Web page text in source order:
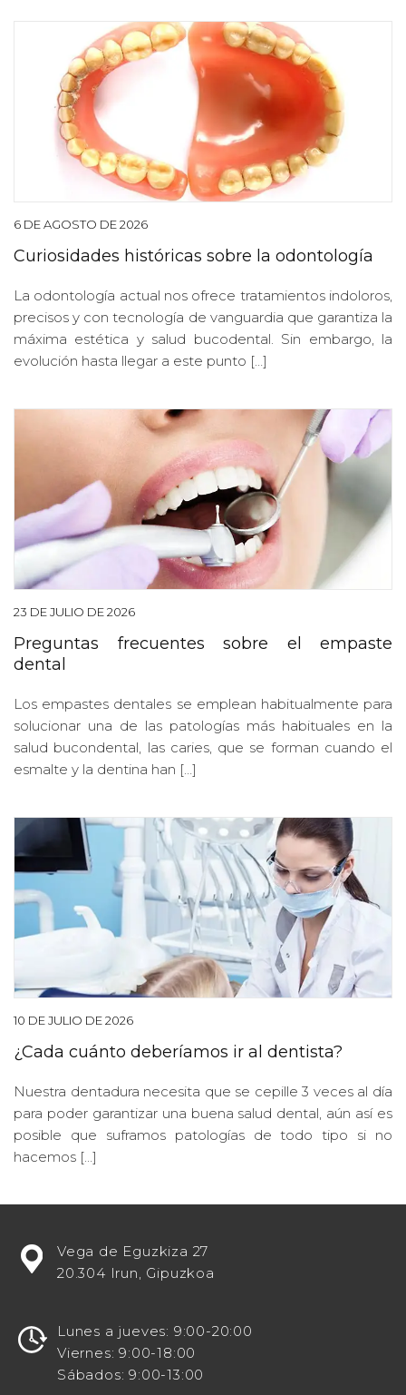
6 DE AGOSTO DE 2026
Curiosidades históricas sobre la odontología
La odontología actual nos ofrece tratamientos indoloros,
precisos y con tecnología de vanguardia que garantiza la
máxima estética y salud bucodental. Sin embargo, la
evolución hasta llegar a este punto […]
23 DE JULIO DE 2026
Preguntas frecuentes sobre el empaste
dental
Los empastes dentales se emplean habitualmente para
solucionar una de las patologías más habituales en la
salud bucondental, las caries, que se forman cuando el
esmalte y la dentina han […]
10 DE JULIO DE 2026
¿Cada cuánto deberíamos ir al dentista?
Nuestra dentadura necesita que se cepille 3 veces al día
para poder garantizar una buena salud dental, aún así es
posible que suframos patologías de todo tipo si no
hacemos […]
buscando
potenciar
en
Vega de Eguzkiza 27
20.304 Irun, Gipuzkoa
Lunes a jueves: 9:00-20:00
Viernes: 9:00-18:00
Sábados: 9:00-13:00